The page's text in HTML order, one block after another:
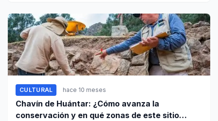
CULTURAL hace 10 meses
Chavín de Huántar: ¿Cómo avanza la
conservación y en qué zonas de este sitio